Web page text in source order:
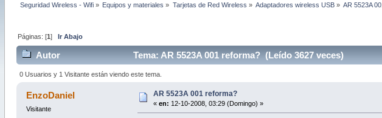
Seguridad Wireless - Wifi» Equipos y materiales » Tarjetas de Red Wireless » Adaptadores wireless USB» AR 5523A
Páginas: [1] Ir Abajo
Autor Tema: AR 5523A 001 reforma? (Leído 3627 veces)
0 Usuarios y 1 Visitante están viendo este tema.
EnzoDaniel
Visitante
AR 5523A 001 reforma?
« en: 12-10-2008, 03:29 (Domingo) »